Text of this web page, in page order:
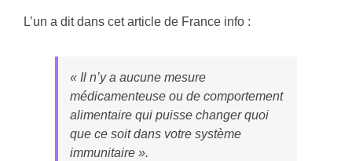
L’un a dit dans cet article de France info :
« Il n’y a aucune mesure
médicamenteuse ou de comportement
alimentaire qui puisse changer quoi
que ce soit dans votre système
immunitaire ».